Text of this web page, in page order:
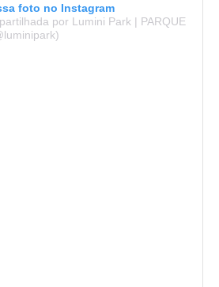
foto no Instagram
por Lumini Park | PARQUE